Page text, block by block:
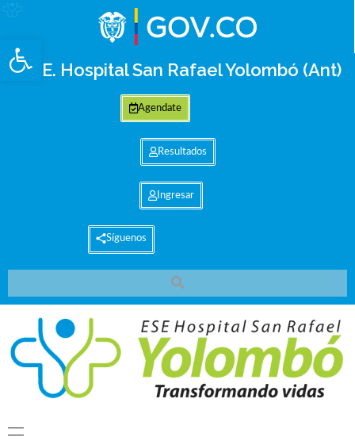
Abrir barra de herramientas
E.S.E. Hospital San Rafael Yolombó (Ant)
Agendate
Resultados
Ingresar
Síguenos